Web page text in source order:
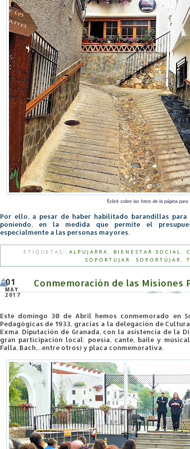
(click sobre las fotos de la página para
Por ello, a pesar de haber habilitado barandillas para
poniendo, en la medida que permite el
especialmente a las personas mayores.
ETIQUETAS: ALPUJARRA, BIENESTAR SOCIAL ,
SOPORTUJAR,SOPORTÚJAR,
01
MAY
2017
Conmemoración de las Misiones
Este domingo 30 de Abril hemos conmemorado en
Pedagógicas de 1933, gracias a la delegación de
Exma. Diputación de Granada, con la asistencia de la
gran participación local: poesía, cante, baile y
Falla, Bach,...entre otros) y placa conmemorativa.